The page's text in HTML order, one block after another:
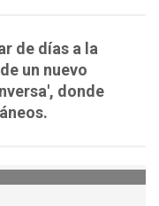
de días a la
un nuevo
donde